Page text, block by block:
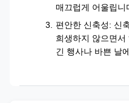
매끄럽게 어울립니
편안한 신축성: 신
희생하지 않으면
긴 행사나 바쁜 날